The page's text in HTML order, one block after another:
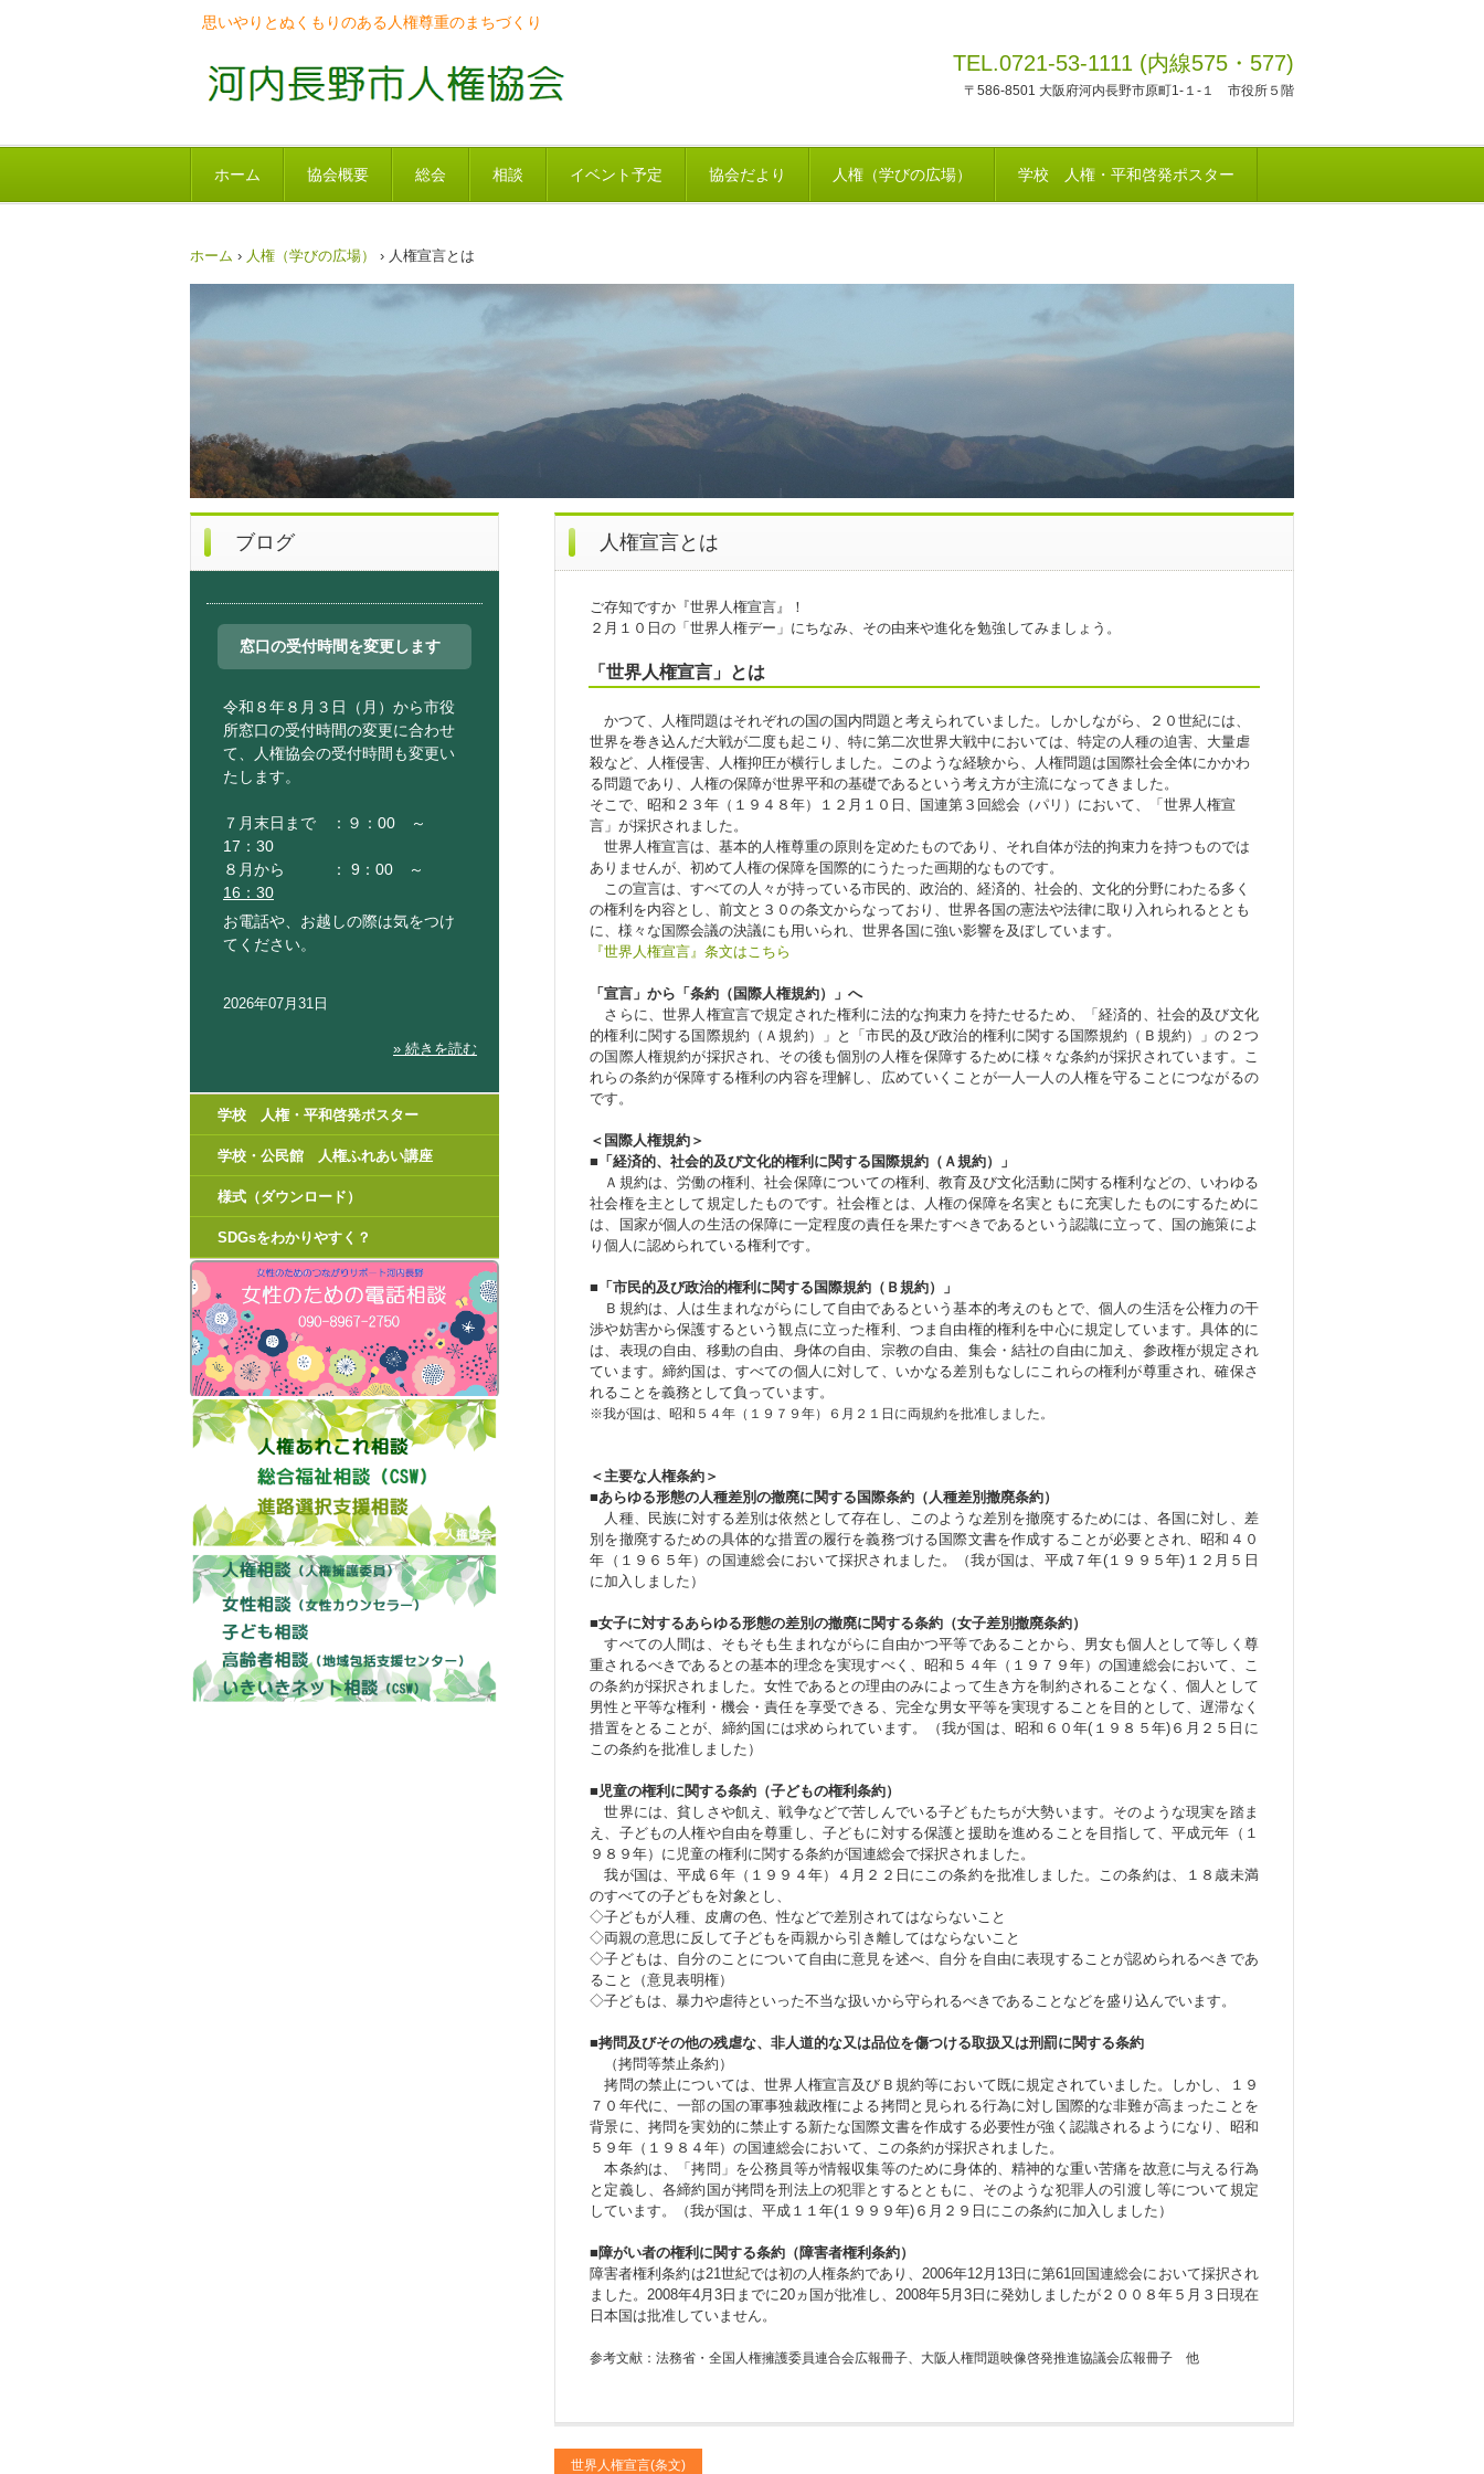
思いやりとぬくもりのある人権尊重のまちづくり
TEL.0721-53-1111 (内線575・577)
〒586-8501 大阪府河内長野市原町1-１-１ 市役所５階
ホーム 協会概要 総会 相談 イベント予定 協会だより 人権（学びの広場） 学校 人権・平和啓発ポスター
ホーム › 人権（学びの広場） › 人権宣言とは
人権宣言とは
ご存知ですか『世界人権宣言』！
２月１０日の「世界人権デー」にちなみ、その由来や進化を勉強してみましょう。
「世界人権宣言」とは
かつて、人権問題はそれぞれの国の国内問題と考えられていました。しかしながら、２０世紀には、
世界を巻き込んだ大戦が二度も起こり、特に第二次世界大戦中においては、特定の人種の迫害、大量虐
殺など、人権侵害、人権抑圧が横行しました。このような経験から、人権問題は国際社会全体にかかわ
る問題であり、人権の保障が世界平和の基礎であるという考え方が主流になってきました。
そこで、昭和２３年（１９４８年）１２月１０日、国連第３回総会（パリ）において、「世界人権宣
言」が採択されました。
世界人権宣言は、基本的人権尊重の原則を定めたものであり、それ自体が法的拘束力を持つものでは
ありませんが、初めて人権の保障を国際的にうたった画期的なものです。
この宣言は、すべての人々が持っている市民的、政治的、経済的、社会的、文化的分野にわたる多く
の権利を内容とし、前文と３０の条文からなっており、世界各国の憲法や法律に取り入れられるととも
に、様々な国際会議の決議にも用いられ、世界各国に強い影響を及ぼしています。
『世界人権宣言』条文はこちら
「宣言」から「条約（国際人権規約）」へ
さらに、世界人権宣言で規定された権利に法的な拘束力を持たせるため、「経済的、社会的及び文化
的権利に関する国際規約（Ａ規約）」と「市民的及び政治的権利に関する国際規約（Ｂ規約）」の２つ
の国際人権規約が採択され、その後も個別の人権を保障するために様々な条約が採択されています。こ
れらの条約が保障する権利の内容を理解し、広めていくことが一人一人の人権を守ることにつながるの
です。
＜国際人権規約＞
■「経済的、社会的及び文化的権利に関する国際規約（Ａ規約）」
Ａ規約は、労働の権利、社会保障についての権利、教育及び文化活動に関する権利などの、いわゆる
社会権を主として規定したものです。社会権とは、人権の保障を名実ともに充実したものにするために
は、国家が個人の生活の保障に一定程度の責任を果たすべきであるという認識に立って、国の施策によ
り個人に認められている権利です。
■「市民的及び政治的権利に関する国際規約（Ｂ規約）」
Ｂ規約は、人は生まれながらにして自由であるという基本的考えのもとで、個人の生活を公権力の干
渉や妨害から保護するという観点に立った権利、つま自由権的権利を中心に規定しています。具体的に
は、表現の自由、移動の自由、身体の自由、宗教の自由、集会・結社の自由に加え、参政権が規定され
ています。締約国は、すべての個人に対して、いかなる差別もなしにこれらの権利が尊重され、確保さ
れることを義務として負っています。
※我が国は、昭和５４年（１９７９年）６月２１日に両規約を批准しました。
＜主要な人権条約＞
■あらゆる形態の人種差別の撤廃に関する国際条約（人種差別撤廃条約）
人種、民族に対する差別は依然として存在し、このような差別を撤廃するためには、各国に対し、差
別を撤廃するための具体的な措置の履行を義務づける国際文書を作成することが必要とされ、昭和４０
年（１９６５年）の国連総会において採択されました。（我が国は、平成７年(１９９５年)１２月５日
に加入しました）
■女子に対するあらゆる形態の差別の撤廃に関する条約（女子差別撤廃条約）
すべての人間は、そもそも生まれながらに自由かつ平等であることから、男女も個人として等しく尊
重されるべきであるとの基本的理念を実現すべく、昭和５４年（１９７９年）の国連総会において、こ
の条約が採択されました。女性であるとの理由のみによって生き方を制約されることなく、個人として
男性と平等な権利・機会・責任を享受できる、完全な男女平等を実現することを目的として、遅滞なく
措置をとることが、締約国には求められています。（我が国は、昭和６０年(１９８５年)６月２５日に
この条約を批准しました）
■児童の権利に関する条約（子どもの権利条約）
世界には、貧しさや飢え、戦争などで苦しんでいる子どもたちが大勢います。そのような現実を踏ま
え、子どもの人権や自由を尊重し、子どもに対する保護と援助を進めることを目指して、平成元年（１
９８９年）に児童の権利に関する条約が国連総会で採択されました。
我が国は、平成６年（１９９４年）４月２２日にこの条約を批准しました。この条約は、１８歳未満
のすべての子どもを対象とし、
◇子どもが人種、皮膚の色、性などで差別されてはならないこと
◇両親の意思に反して子どもを両親から引き離してはならないこと
◇子どもは、自分のことについて自由に意見を述べ、自分を自由に表現することが認められるべきであ
ること（意見表明権）
◇子どもは、暴力や虐待といった不当な扱いから守られるべきであることなどを盛り込んでいます。
■拷問及びその他の残虐な、非人道的な又は品位を傷つける取扱又は刑罰に関する条約
（拷問等禁止条約）
拷問の禁止については、世界人権宣言及びＢ規約等において既に規定されていました。しかし、１９
７０年代に、一部の国の軍事独裁政権による拷問と見られる行為に対し国際的な非難が高まったことを
背景に、拷問を実効的に禁止する新たな国際文書を作成する必要性が強く認識されるようになり、昭和
５９年（１９８４年）の国連総会において、この条約が採択されました。
本条約は、「拷問」を公務員等が情報収集等のために身体的、精神的な重い苦痛を故意に与える行為
と定義し、各締約国が拷問を刑法上の犯罪とするとともに、そのような犯罪人の引渡し等について規定
しています。（我が国は、平成１１年(１９９９年)６月２９日にこの条約に加入しました）
■障がい者の権利に関する条約（障害者権利条約）
障害者権利条約は21世紀では初の人権条約であり、2006年12月13日に第61回国連総会において採択され
ました。2008年4月3日までに20ヵ国が批准し、2008年5月3日に発効しましたが２００８年５月３日現在
日本国は批准していません。
参考文献：法務省・全国人権擁護委員連合会広報冊子、大阪人権問題映像啓発推進協議会広報冊子 他
世界人権宣言(条文)
ブログ
窓口の受付時間を変更します
令和８年８月３日（月）から市役
所窓口の受付時間の変更に合わせ
て、人権協会の受付時間も変更い
たします。
７月末日まで ：９：00 ～
17：30
８月から ： 9：00 ～
16：30
お電話や、お越しの際は気をつけ
てください。
2026年07月31日
» 続きを読む
学校 人権・平和啓発ポスター
学校・公民館 人権ふれあい講座
様式（ダウンロード）
SDGsをわかりやすく？